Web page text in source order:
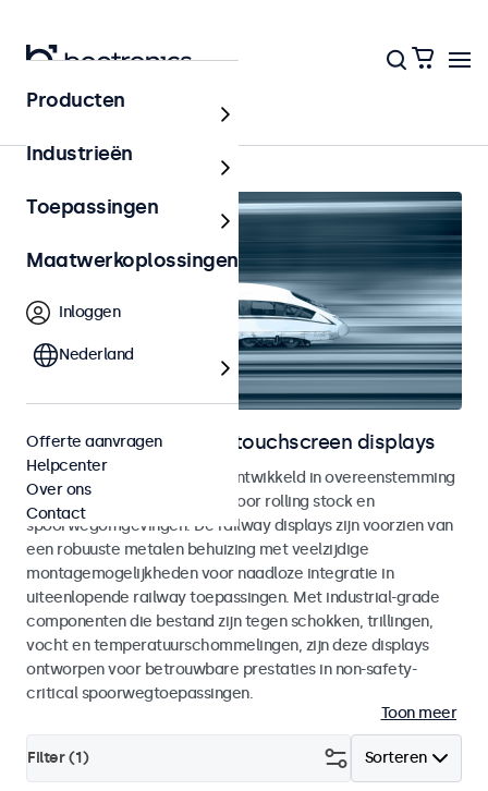
Railway
Railway monitoren en touchscreen displays
Monitoren en touchscreens ontwikkeld in overeenstemming
met EN 50155 en EN 45545-2 voor rolling stock en
spoorwegomgevingen. De railway displays zijn voorzien van
een robuuste metalen behuizing met veelzijdige
montagemogelijkheden voor naadloze integratie in
uiteenlopende railway toepassingen. Met industrial-grade
componenten die bestand zijn tegen schokken, trillingen,
vocht en temperatuurschommelingen, zijn deze displays
ontworpen voor betrouwbare prestaties in non-safety-
critical spoorwegtoepassingen.
Toon meer
Sorteren
Filter (1)
Producten
Industrieën
Toepassingen
Maatwerkoplossingen
Inloggen
Nederland
Offerte aanvragen
Helpcenter
Over ons
Contact